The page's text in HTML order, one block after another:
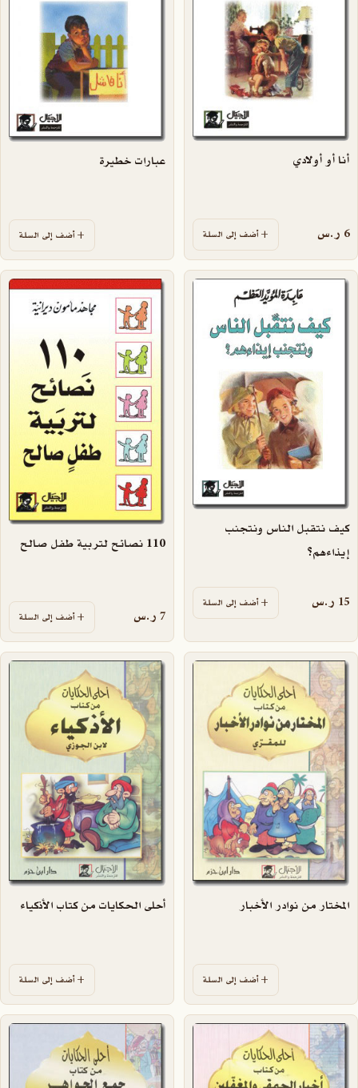
أنا أو أولادي
6 ر.س أضف إلى السلة
عبارات خطيرة
أضف إلى السلة
كيف نتقبل الناس ونتجنب
إيذاءهم؟
15 ر.س أضف إلى السلة
110 نصائح لتربية طفل صالح
7 ر.س أضف إلى السلة
المختار من نوادر الأخبار
أضف إلى السلة
أحلى الحكايات من كتاب الأذكياء
أضف إلى السلة